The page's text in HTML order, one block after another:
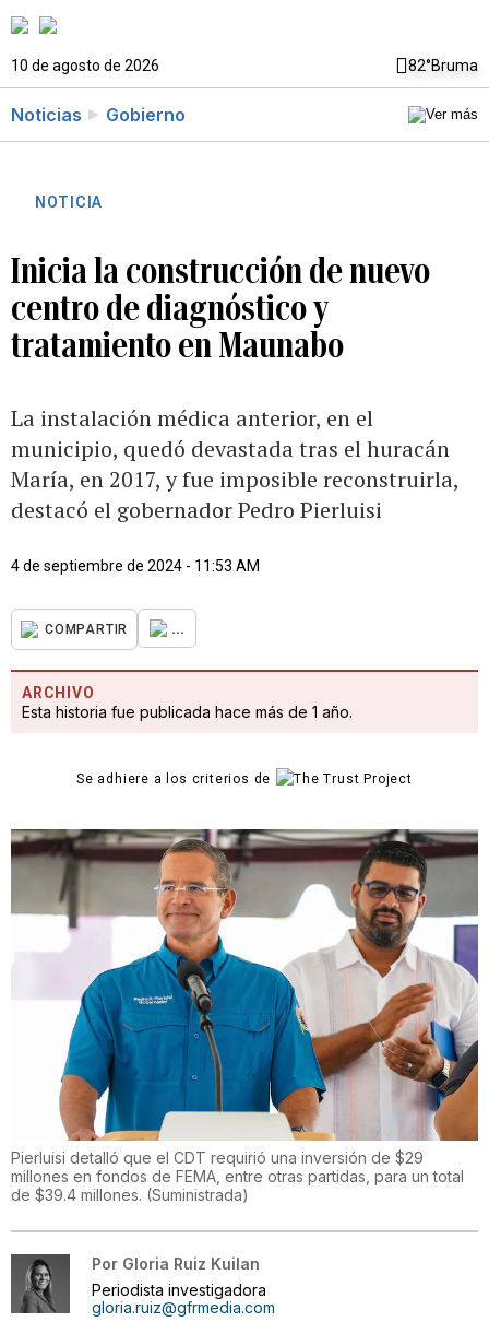
10 de agosto de 2026 82°Bruma
Noticias Gobierno
NOTICIA
Inicia la construcción de nuevo
centro de diagnóstico y
tratamiento en Maunabo
La instalación médica anterior, en el
municipio, quedó devastada tras el huracán
María, en 2017, y fue imposible reconstruirla,
destacó el gobernador Pedro Pierluisi
4 de septiembre de 2024 - 11:53 AM
COMPARTIR ...
ARCHIVO
Esta historia fue publicada hace más de 1 año.
Se adhiere a los criterios de
Pierluisi detalló que el CDT requirió una inversión de $29
millones en fondos de FEMA, entre otras partidas, para un total
de $39.4 millones. (Suministrada)
Por Gloria Ruiz Kuilan
Periodista investigadora
gloria.ruiz@gfrmedia.com